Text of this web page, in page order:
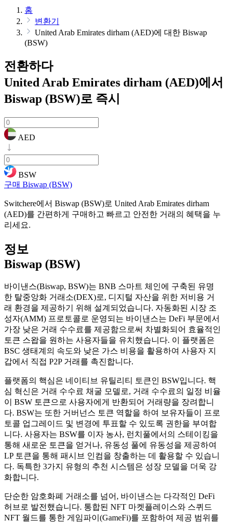
홈
변환기
United Arab Emirates dirham (AED)에 대한 Biswap
(BSW)
전환하다
United Arab Emirates dirham (AED)에서
Biswap (BSW)로 즉시
AED
BSW
구매 Biswap (BSW)
Switchere에서 Biswap (BSW)로 United Arab Emirates dirham
(AED)를 간편하게 구매하고 빠르고 안전한 거래의 혜택을 누
리세요.
정보
Biswap (BSW)
바이낸스(Biswap, BSW)는 BNB 스마트 체인에 구축된 유명
한 탈중앙화 거래소(DEX)로, 디지털 자산을 위한 저비용 거
래 환경을 제공하기 위해 설계되었습니다. 자동화된 시장 조
성자(AMM) 프로토콜로 운영되는 바이낸스는 DeFi 부문에서
가장 낮은 거래 수수료를 제공함으로써 차별화되어 효율적인
토큰 스왑을 원하는 사용자들을 유치했습니다. 이 플랫폼은
BSC 생태계의 속도와 낮은 가스 비용을 활용하여 사용자 지
갑에서 직접 P2P 거래를 촉진합니다.
플랫폼의 핵심은 네이티브 유틸리티 토큰인 BSW입니다. 핵
심 혁신은 거래 수수료 채굴 모델로, 거래 수수료의 일정 비율
이 BSW 토큰으로 사용자에게 반환되어 거래량을 장려합니
다. BSW는 또한 거버넌스 토큰 역할을 하여 보유자들이 프로
토콜 업그레이드 및 변경에 투표할 수 있도록 권한을 부여합
니다. 사용자는 BSW를 이자 농사, 런치풀에서의 스테이킹을
통해 새로운 토큰을 얻거나, 유동성 풀에 유동성을 제공하여
LP 토큰을 통해 패시브 인컴을 창출하는 데 활용할 수 있습니
다. 독특한 3가지 유형의 추천 시스템은 성장 모델을 더욱 강
화합니다.
단순한 암호화폐 거래소를 넘어, 바이낸스는 다각적인 DeFi
허브로 발전했습니다. 통합된 NFT 마켓플레이스와 스퀴드
NFT 월드를 통한 게임파이(GameFi)를 포함하여 제공 범위를